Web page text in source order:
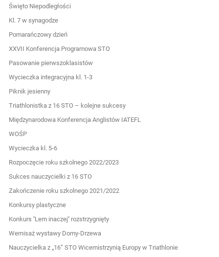
Święto Niepodległości
Kl. 7 w synagodze
Pomarańczowy dzień
XXVII Konferencja Programowa STO
Pasowanie pierwszoklasistów
Wycieczka integracyjna kl. 1-3
Piknik jesienny
Triathlonistka z 16 STO – kolejne sukcesy
Międzynarodowa Konferencja Anglistów IATEFL
WOŚP
Wycieczka kl. 5-6
Rozpoczęcie roku szkolnego 2022/2023
Sukces nauczycielki z 16 STO
Zakończenie roku szkolnego 2021/2022
Konkursy plastyczne
Konkurs ''Lem inaczej'' rozstrzygnięty
Wernisaż wystawy Domy-Drzewa
Nauczycielka z „16” STO Wicemistrzynią Europy w Triathlonie